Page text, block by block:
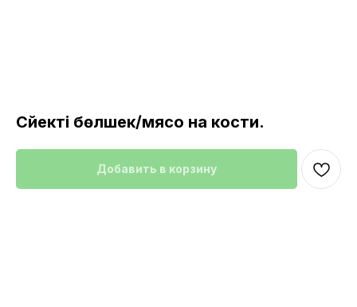
Сүйекті бөлшек/мясо на кости.
Добавить в корзину